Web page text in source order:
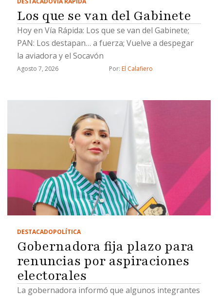
Los que se van del Gabinete
Hoy en Vía Rápida: Los que se van del Gabinete;
PAN: Los destapan… a fuerza; Vuelve a despegar
la aviadora y el Socavón
Agosto 7, 2026 Por: El Calafiero
DESTACADOPOLÍTICA
Gobernadora fija plazo para
renuncias por aspiraciones
electorales
La gobernadora informó que algunos integrantes